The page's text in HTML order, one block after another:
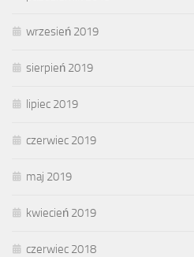
wrzesień 2019
sierpień 2019
lipiec 2019
czerwiec 2019
maj 2019
kwiecień 2019
czerwiec 2018